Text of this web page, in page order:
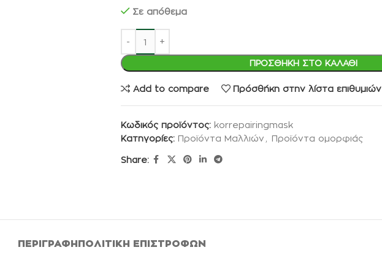
Σε απόθεμα
ΠΡΟΣΘΉΚΗ ΣΤΟ ΚΑΛΆΘΙ
Add to compare Πρόσθήκη στην λίστα επιθυμιών
Κωδικός προϊόντος: korrepairingmask
Κατηγορίες: Προϊόντα Μαλλιών , Προϊόντα ομορφιάς
Share:
ΠΕΡΙΓΡΑΦΉΠΟΛΙΤΙΚΉ ΕΠΙΣΤΡΟΦΏΝ